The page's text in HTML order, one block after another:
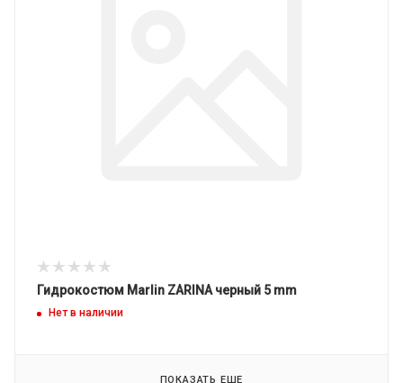
Гидрокостюм Marlin ZARINA черный 5 mm
Нет в наличии
ПОКАЗАТЬ ЕЩЕ